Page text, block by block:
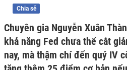
Chia sẻ
Chuyên gia Nguyễn Xuân
khả năng Fed chưa thể cắt
nay, mà thậm chí đến quý IV